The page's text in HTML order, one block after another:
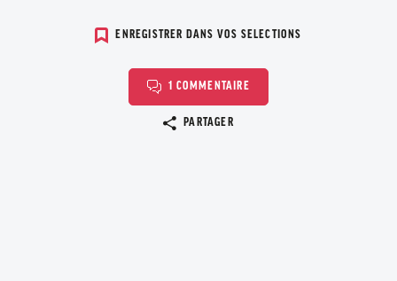
ENREGISTRER DANS VOS SELECTIONS
1 COMMENTAIRE
PARTAGER